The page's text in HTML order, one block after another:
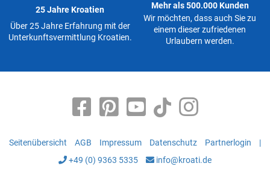
25 Jahre Kroatien
Über 25 Jahre Erfahrung mit der
Unterkunftsvermittlung Kroatien.
Mehr als 500.000 Kunden
Wir möchten, dass auch Sie zu
einem dieser zufriedenen
Urlaubern werden.
Seitenübersicht AGB Impressum Datenschutz Partnerlogin
|
+49 (0) 9363 5335
info@kroati.de